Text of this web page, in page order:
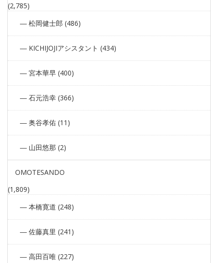
(2,785)
松岡健士郎 (486)
KICHIJOJIアシスタント (434)
宮本華早 (400)
石元浩幸 (366)
奥谷孝佑 (11)
山田悠那 (2)
OMOTESANDO
(1,809)
本橋寛道 (248)
佐藤真里 (241)
高田百唯 (227)